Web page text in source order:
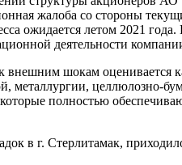
жалоба со стороны
ожидается летом 2021
деятельности
шокам оценивается
металлургии, целлюлозно-
полностью
в г. Стерлитамак,